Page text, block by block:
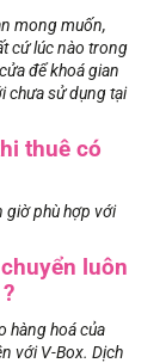
mong muốn,
cứ lúc nào trong
để khoá gian
chưa sử dụng tại
thuê có
giờ phù hợp với
luôn
hàng hoá của
với V-Box. Dịch